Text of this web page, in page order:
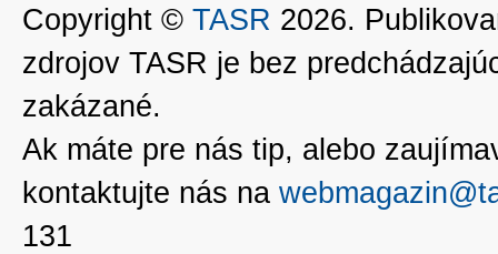
Copyright © TASR 2026.
zdrojov TASR je bez
zakázané.
Ak máte pre nás tip, alebo
kontaktujte nás na
131